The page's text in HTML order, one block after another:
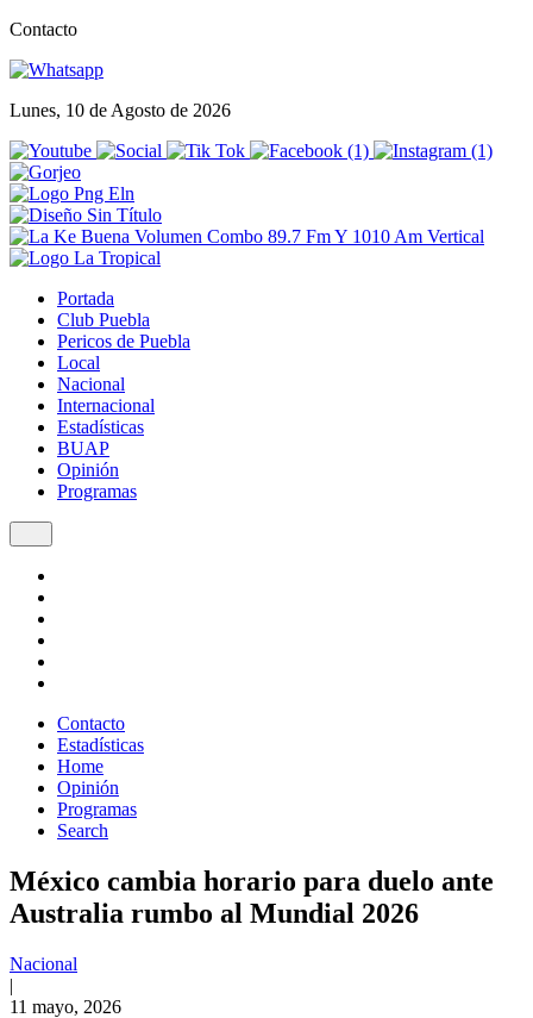
Contacto
Lunes, 10 de Agosto de 2026
Portada
Club Puebla
Pericos de Puebla
Local
Nacional
Internacional
Estadísticas
BUAP
Opinión
Programas
Contacto
Estadísticas
Home
Opinión
Programas
Search
México cambia horario para duelo ante
Australia rumbo al Mundial 2026
Nacional
|
11 mayo, 2026